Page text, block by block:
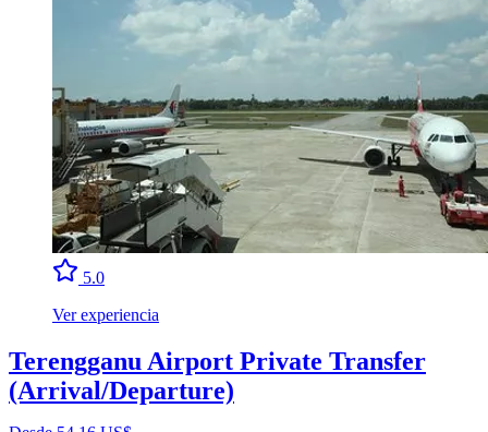
5.0
Ver experiencia
Terengganu Airport Private Transfer
(Arrival/Departure)